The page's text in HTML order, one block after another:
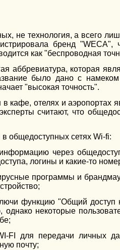
не технология, а всего
бренд "WECA",
как "беспроводная
аббревиатура, которая
было дано с
"высокая точность".
кафе, отелях и аэропортах
считают, что
общедоступных сетях Wi-fi:
через
логины и какие-то
программы и
функцию "Общий
некоторые
FI для передачи личных
почту;